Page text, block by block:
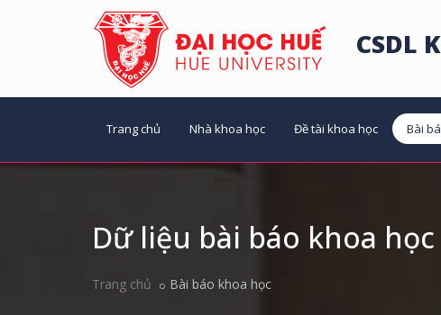
CSDL
Trang chủ Nhà khoa học Đề tài khoa học Bài
Dữ liệu bài báo khoa học
Trang chủ Bài báo khoa học